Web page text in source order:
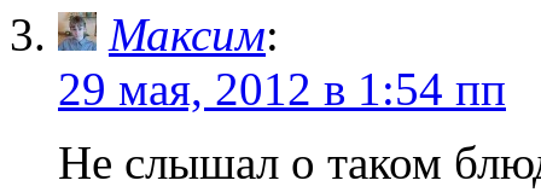
Максим:
29 мая, 2012 в 1:54 пп
Не слышал о таком